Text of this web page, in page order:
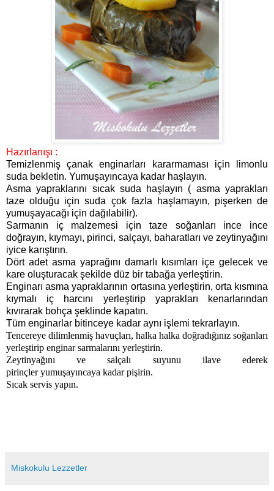
Hazırlanışı :
Temizlenmiş çanak enginarları kararmaması için limonlu
suda bekletin. Yumuşayıncaya kadar haşlayın.
Asma yapraklarını sıcak suda haşlayın ( asma yaprakları
taze olduğu için suda çok fazla haşlamayın, pişerken de
yumuşayacağı için dağılabilir).
Sarmanın iç malzemesi için taze soğanları ince ince
doğrayın, kıymayı, pirinci, salçayı, baharatları ve zeytinyağını
iyice karıştırın.
Dört adet asma yaprağını damarlı kısımları içe gelecek ve
kare oluşturacak şekilde düz bir tabağa yerleştirin.
Enginarı asma yapraklarının ortasına yerleştirin, orta kısmına
kıymalı iç harcını yerleştirip yaprakları kenarlarından
kıvırarak bohça şeklinde kapatın.
Tüm enginarlar bitinceye kadar aynı işlemi tekrarlayın.
Tencereye dilimlenmiş havuçları, halka halka doğradığınız soğanları
yerleştirip enginar sarmalarını yerleştirin.
Zeytinyağını ve salçalı suyunu ilave ederek
pirinçler yumuşayıncaya kadar pişirin.
Sıcak servis yapın.
Miskokulu Lezzetler